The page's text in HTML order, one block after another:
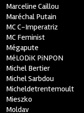
Marceline Caillou
Maréchal Putain
MC C-Imperatriz
MC Feminist
Mégapute
MéLODiK PiNPON
Michel Bertier
Michel Sarbdou
Micheldetrentemoult
Mieszko
Moldav